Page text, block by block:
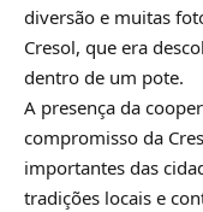
diversão e muitas
Cresol, que era
dentro de um pote.
A presença da
compromisso da
importantes das
tradições locais e